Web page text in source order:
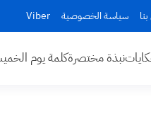
سياسة الخصوصية Viber
نبذة مختصرةكلمة يوم